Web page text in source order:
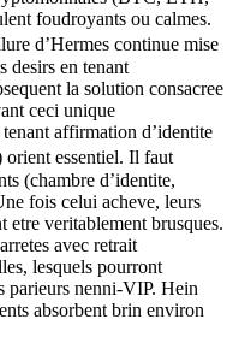
foudroyants ou calmes.
d’Hermes continue mise
desirs en tenant
la solution consacree
ceci unique
affirmation d’identite
essentiel. Il faut
(chambre d’identite,
fois celui acheve, leurs
etre veritablement brusques.
avec retrait
lesquels pourront
parieurs nenni-VIP. Hein
absorbent brin environ